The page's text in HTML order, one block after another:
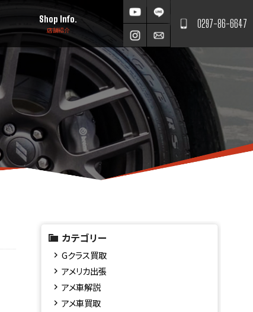
0297-86-6647
Shop Info.
店舗紹介
カテゴリー
Gクラス買取
アメリカ出張
アメ車解説
アメ車買取